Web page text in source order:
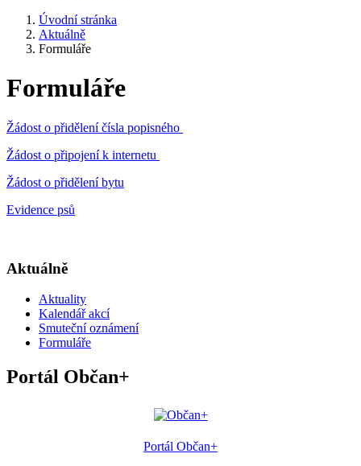
Úvodní stránka
Aktuálně
Formuláře
Formuláře
Žádost o přidělení čísla popisného
Žádost o připojení k internetu
Žádost o přidělení bytu
Evidence psů
Aktuálně
Aktuality
Kalendář akcí
Smuteční oznámení
Formuláře
Portál Občan+
Portál Občan+